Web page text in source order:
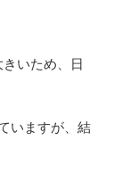
いため、日
いますが、結